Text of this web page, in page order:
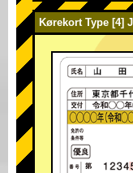
Kørekort Type [4]